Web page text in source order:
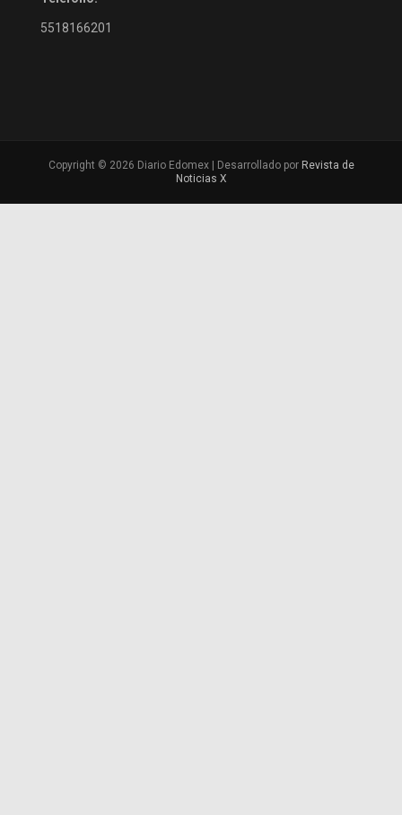
5518166201
Copyright © 2026 Diario Edomex | Desarrollado por Revista de
Noticias X